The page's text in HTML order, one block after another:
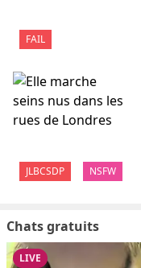
FAIL
JLBCSDP NSFW
Chats gratuits